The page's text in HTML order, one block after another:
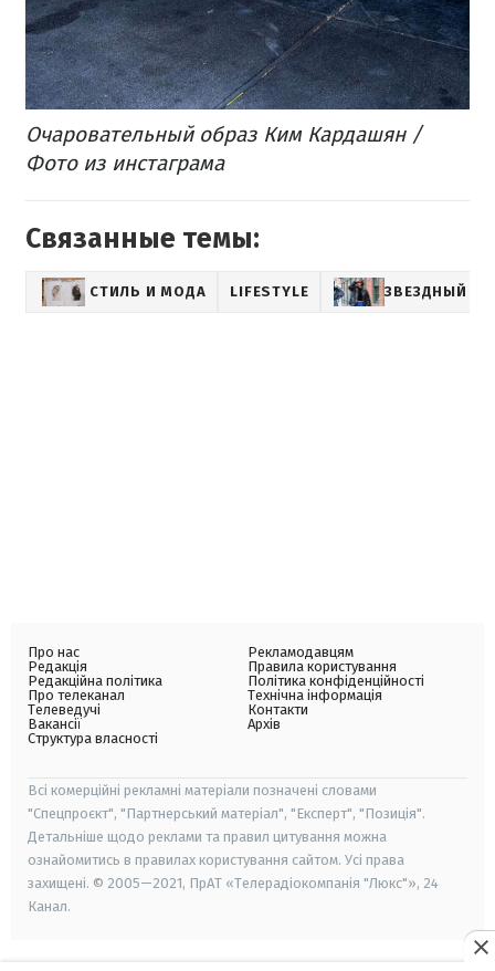
Очаровательный образ Ким Кардашян /
Фото из инстаграма
Связанные темы:
СТИЛЬ И МОДА LIFESTYLE ЗВЕЗДНЫЙ
Про нас
Редакція
Редакційна політика
Про телеканал
Телеведучі
Вакансії
Структура власності
Рекламодавцям
Правила користування
Політика конфіденційності
Технічна інформація
Контакти
Архів
Всі комерційні рекламні матеріали позначені словами
"Спецпроєкт", "Партнерський матеріал", "Експерт", "Позиція".
Детальніше щодо реклами та правил цитування можна
ознайомитись в правилах користування сайтом. Усі права
захищені. © 2005—2021, ПрАТ «Телерадіокомпанія "Люкс"», 24
Канал.